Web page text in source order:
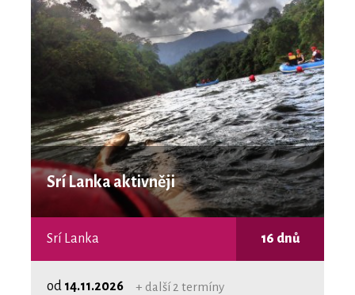
Srí Lanka aktivněji
Srí Lanka 16 dnů
od 14.11.2026 + další 2 termíny